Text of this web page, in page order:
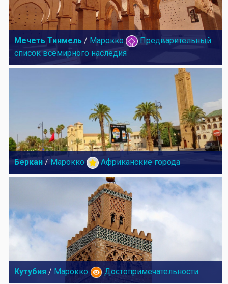
Мечеть Тинмель / Марокко
Предварительный
список всемирного наследия
Беркан / Марокко Африканские города
Кутубия / Марокко Достопримечательности